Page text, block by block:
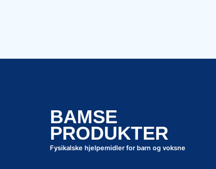
BAMSE
PRODUKTER
Fysikalske hjelpemidler for barn og voksne